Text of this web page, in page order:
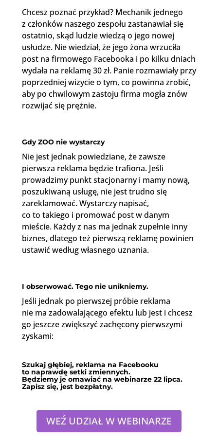
Chcesz poznać przykład? Mechanik jednego
z członków naszego zespołu zastanawiał się
ostatnio, skąd ludzie wiedzą o jego nowej
usłudze. Nie wiedział, że jego żona wrzuciła
post na firmowego Facebooka i po kilku dniach
wydała na reklamę 30 zł. Panie rozmawiały przy
poprzedniej wizycie o tym, co powinna zrobić,
aby po chwilowym zastoju firma mogła znów
rozwijać się prężnie.
Gdy ZOO nie wystarczy
Nie jest jednak powiedziane, że zawsze
pierwsza reklama będzie trafiona. Jeśli
prowadzimy punkt stacjonarny i mamy nową,
poszukiwaną usługę, nie jest trudno się
zareklamować. Wystarczy napisać,
co to takiego i promować post w danym
mieście. Każdy z nas ma jednak zupełnie inny
biznes, dlatego też pierwszą reklamę powinien
ustawić według własnego uznania.
I obserwować. Tego nie unikniemy.
Jeśli jednak po pierwszej próbie reklama
nie ma zadowalającego efektu lub jest i chcesz
go jeszcze zwiększyć zachęcony pierwszymi
zyskami:
Szukaj głębiej, reklama na Facebooku
to naprawdę setki zmiennych.
Będziemy je omawiać na webinarze 22 lipca.
Zapisz się, jest bezpłatny.
WEŹ UDZIAŁ W WEBINARZE